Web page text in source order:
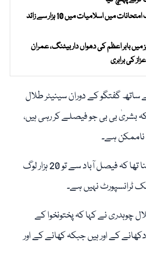
پشاور بورڈ: میٹرک امتحانات میں اسلامیات میں 10 ہزار سے زائد
میں بابر اعظم کی دھواں دار بیٹنگ، عمران
کی برابری
گفتگو کے دوران سینیٹر طلال
کہ بشریٰ بی بی جو فیصلے کر رہی ہیں،
ناممکن ہے۔
طلال چوہدری کا کہنا تھا کہ فیصل آباد سے تو 20 ہزار لوگ
ٹرانسپورٹ نہیں ہے۔
چوہدری نے کہا کہ پختونخوا کے
کے اور ہیں جبکہ کھانے کے اور